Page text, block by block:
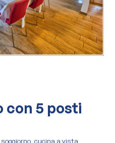
5 posti
cucina a vista,